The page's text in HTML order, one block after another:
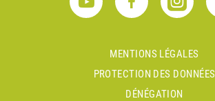
MENTIONS LÉGALES
PROTECTION DES DONNÉES
DÉNÉGATION